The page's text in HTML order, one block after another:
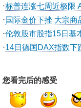
·标普连涨七周近极限
·国际金价下挫 大宗商
·伦敦股市股指15日基
·14日德国DAX指数下
您看完后的感受